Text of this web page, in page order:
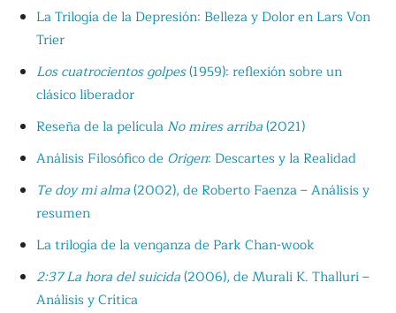
La Trilogía de la Depresión: Belleza y Dolor en Lars Von
Trier
Los cuatrocientos golpes(1959): reflexión sobre un
clásico liberador
Reseña de la película No mires arriba(2021)
Análisis Filosófico de Origen: Descartes y la Realidad
Te doy mi alma(2002), de Roberto Faenza – Análisis y
resumen
La trilogía de la venganza de Park Chan-wook
2:37 La hora del suicida(2006), de Murali K. Thalluri –
Análisis y Crítica